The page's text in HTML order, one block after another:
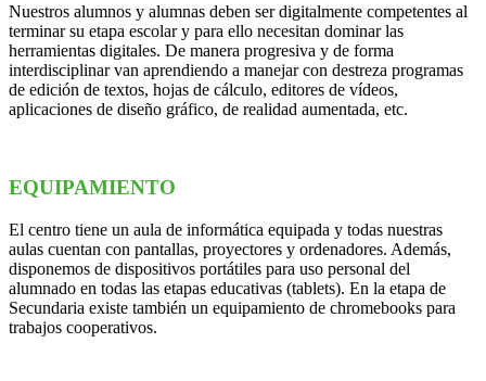
Nuestros alumnos y alumnas deben ser digitalmente competentes al
terminar su etapa escolar y para ello necesitan dominar las
herramientas digitales. De manera progresiva y de forma
interdisciplinar van aprendiendo a manejar con destreza programas
de edición de textos, hojas de cálculo, editores de vídeos,
aplicaciones de diseño gráfico, de realidad aumentada, etc.
EQUIPAMIENTO
El centro tiene un aula de informática equipada y todas nuestras
aulas cuentan con pantallas, proyectores y ordenadores. Además,
disponemos de dispositivos portátiles para uso personal del
alumnado en todas las etapas educativas (tablets). En la etapa de
Secundaria existe también un equipamiento de chromebooks para
trabajos cooperativos.